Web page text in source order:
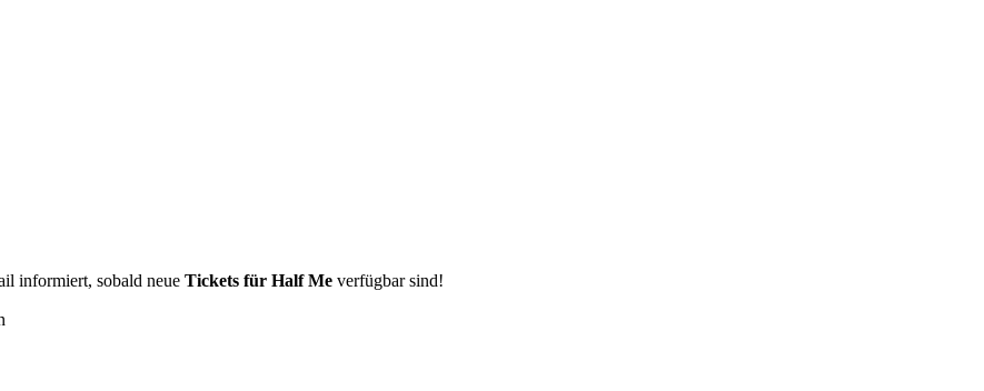
informiert, sobald neue Tickets für Half Me verfügbar sind!